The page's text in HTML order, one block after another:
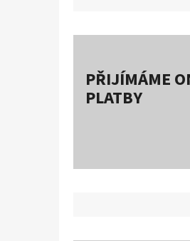
PŘIJÍMÁME
PLATBY